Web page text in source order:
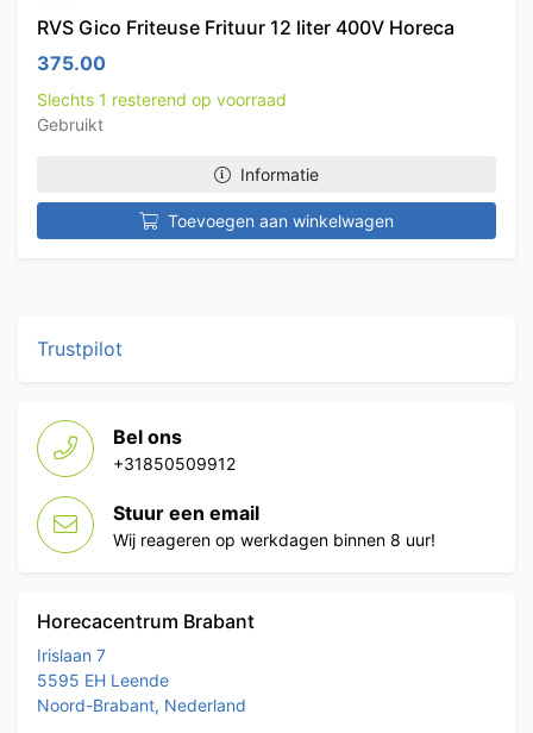
RVS Gico Friteuse Frituur 12 liter 400V Horeca
375.00
Slechts 1 resterend op voorraad
Gebruikt
Informatie
Toevoegen aan winkelwagen
Trustpilot
Bel ons
+31850509912
Stuur een email
Wij reageren op werkdagen binnen 8 uur!
Horecacentrum Brabant
Irislaan 7
5595 EH Leende
Noord-Brabant, Nederland